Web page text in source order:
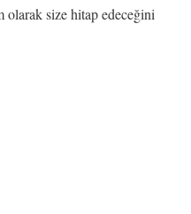
olarak size hitap edeceğini